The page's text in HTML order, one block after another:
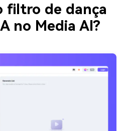
filtro de dança
no Media AI?